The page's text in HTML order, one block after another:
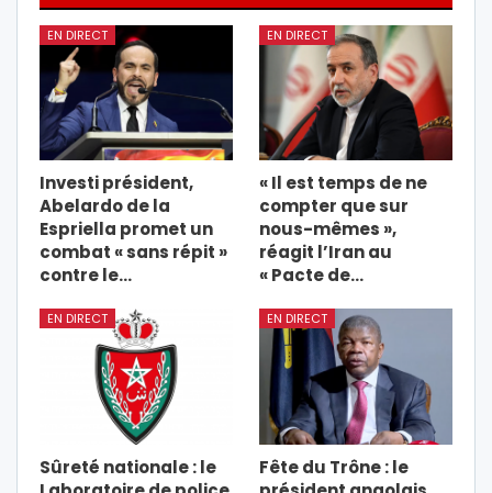
EN DIRECT
Investi président,
Abelardo de la
Espriella promet un
combat « sans répit »
contre le…
EN DIRECT
« Il est temps de ne
compter que sur
nous-mêmes »,
réagit l’Iran au
« Pacte de…
EN DIRECT
Sûreté nationale : le
EN DIRECT
Fête du Trône : le